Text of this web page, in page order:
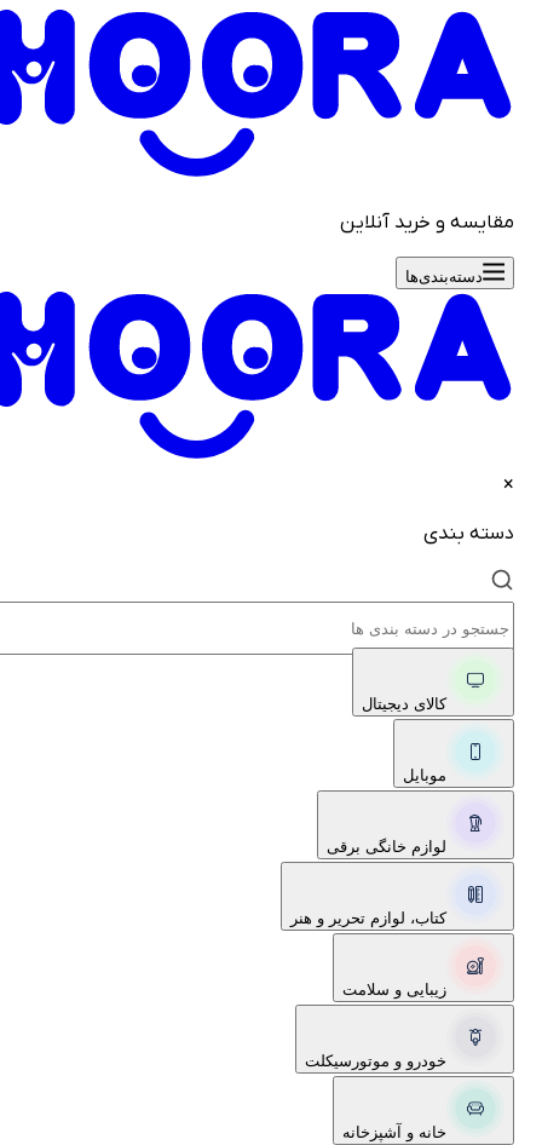
و خرید آنلاین
دسته‌بندی‌ها
بندی
کالای دیجیتال
موبایل
لوازم خانگی برقی
کتاب، لوازم تحریر و هنر
زیبایی و سلامت
خودرو و موتورسیکلت
خانه و آشپزخانه